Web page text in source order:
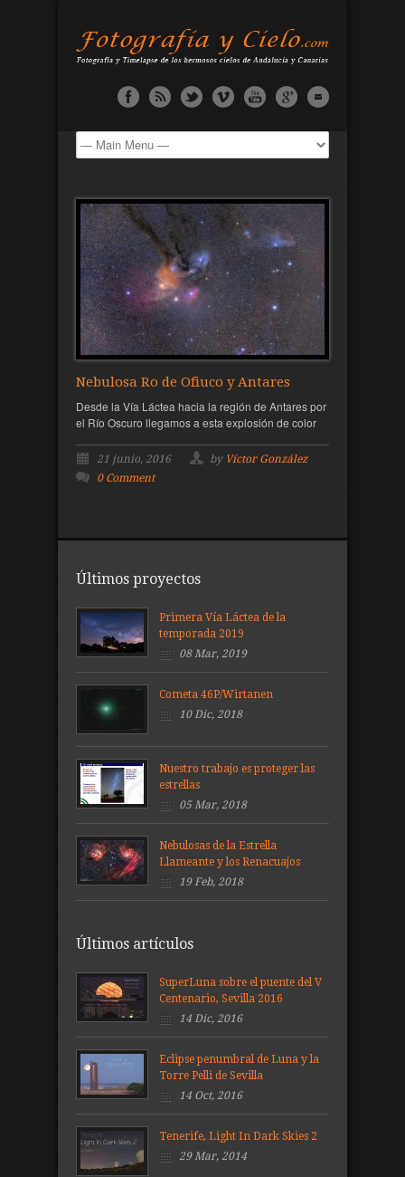
Nebulosa Ro de Ofiuco y Antares
Desde la Vía Láctea hacia la región de Antares por
el Río Oscuro llegamos a esta explosión de color
21 junio, 2016 by Víctor González
0 Comment
Últimos proyectos
Primera Vía Láctea de la
temporada 2019
08 Mar, 2019
Cometa 46P/Wirtanen
10 Dic, 2018
Nuestro trabajo es proteger las
estrellas
05 Mar, 2018
Nebulosas de la Estrella
Llameante y los Renacuajos
19 Feb, 2018
Últimos artículos
SuperLuna sobre el puente del V
Centenario, Sevilla 2016
14 Dic, 2016
Eclipse penumbral de Luna y la
Torre Pelli de Sevilla
14 Oct, 2016
Tenerife, Light In Dark Skies 2
29 Mar, 2014